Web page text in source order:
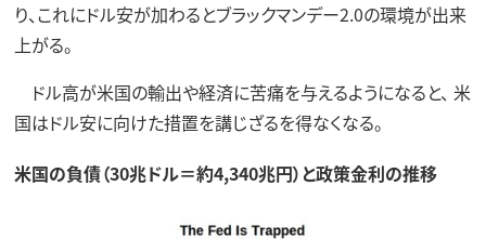
り、これにドル安が加わるとブラックマンデー2.0の環境が出来
上がる。
ドル高が米国の輸出や経済に苦痛を与えるようになると、 米
国はドル安に向けた措置を講じざるを得なくなる。
米国の負債（30兆ドル＝約4,340兆円）と政策金利の推移